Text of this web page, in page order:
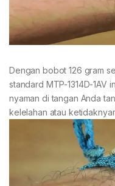
Dengan bobot 126 gram
standard MTP-1314D-1AV
nyaman di tangan Anda
kelelahan atau